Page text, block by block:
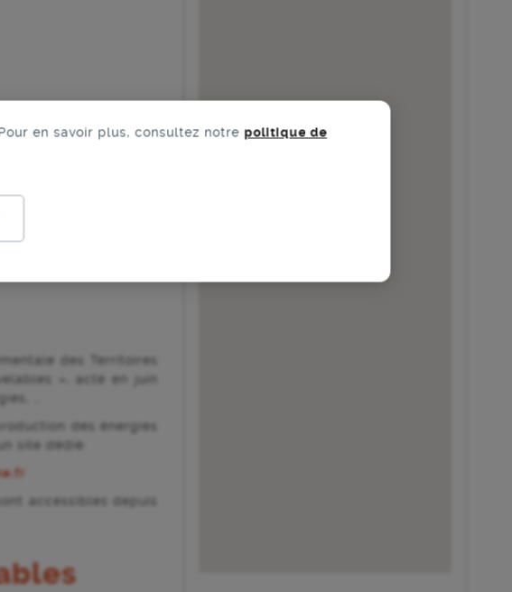
en savoir plus, consultez notre politique de
des Territoires
», acté en juin
…
des énergies
site dédié.
accessibles depuis